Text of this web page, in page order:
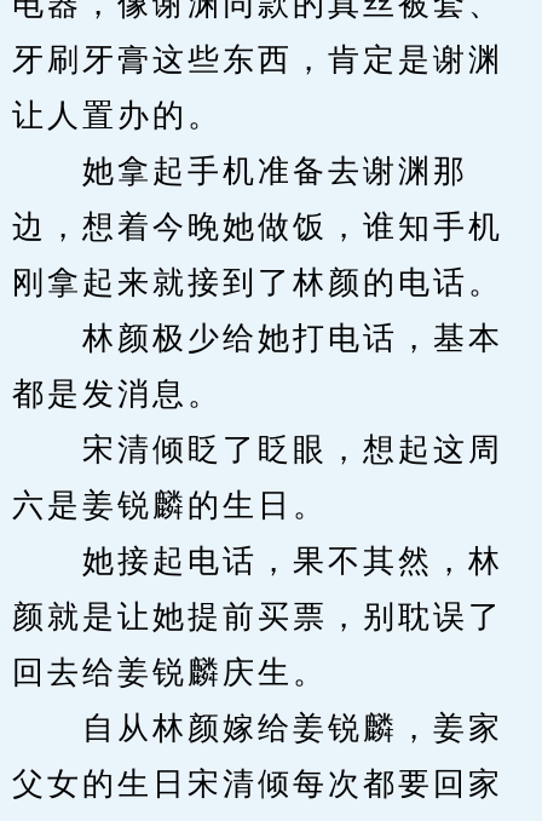
牙刷牙膏这些东西，肯定是谢渊
让人置办的。
她拿起手机准备去谢渊那
边，想着今晚她做饭，谁知手机
刚拿起来就接到了林颜的电话。
林颜极少给她打电话，基本
都是发消息。
宋清倾眨了眨眼，想起这周
六是姜锐麟的生日。
她接起电话，果不其然，林
颜就是让她提前买票，别耽误了
回去给姜锐麟庆生。
自从林颜嫁给姜锐麟，姜家
父女的生日宋清倾每次都要回家